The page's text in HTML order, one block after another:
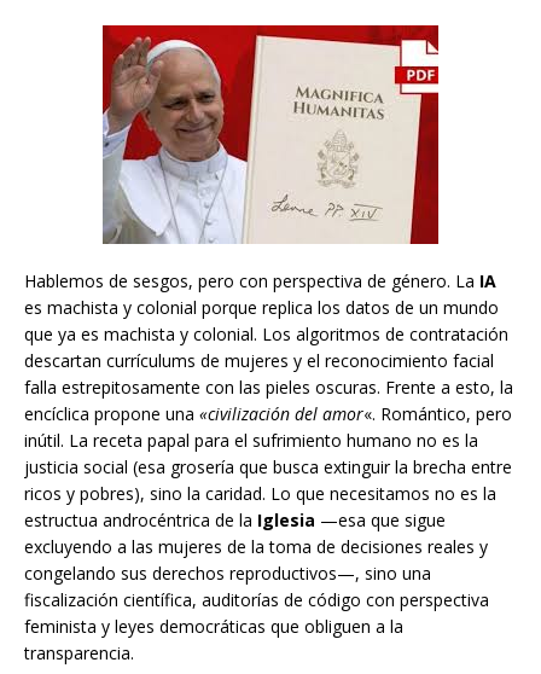
Hablemos de sesgos, pero con perspectiva de género. La IA
es machista y colonial porque replica los datos de un mundo
que ya es machista y colonial. Los algoritmos de contratación
descartan currículums de mujeres y el reconocimiento facial
falla estrepitosamente con las pieles oscuras. Frente a esto, la
encíclica propone una «civilización del amor«. Romántico, pero
inútil. La receta papal para el sufrimiento humano no es la
justicia social (esa grosería que busca extinguir la brecha entre
ricos y pobres), sino la caridad. Lo que necesitamos no es la
estructua androcéntrica de la Iglesia —esa que sigue
excluyendo a las mujeres de la toma de decisiones reales y
congelando sus derechos reproductivos—, sino una
fiscalización científica, auditorías de código con perspectiva
feminista y leyes democráticas que obliguen a la
transparencia.